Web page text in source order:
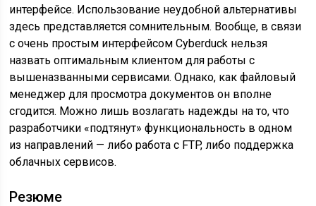
интерфейсе. Использование неудобной альтернативы
здесь представляется сомнительным. Вообще, в связи
с очень простым интерфейсом Cyberduck нельзя
назвать оптимальным клиентом для работы с
вышеназванными сервисами. Однако, как файловый
менеджер для просмотра документов он вполне
сгодится. Можно лишь возлагать надежды на то, что
разработчики «подтянут» функциональность в одном
из направлений — либо работа с FTP, либо поддержка
облачных сервисов.
Резюме